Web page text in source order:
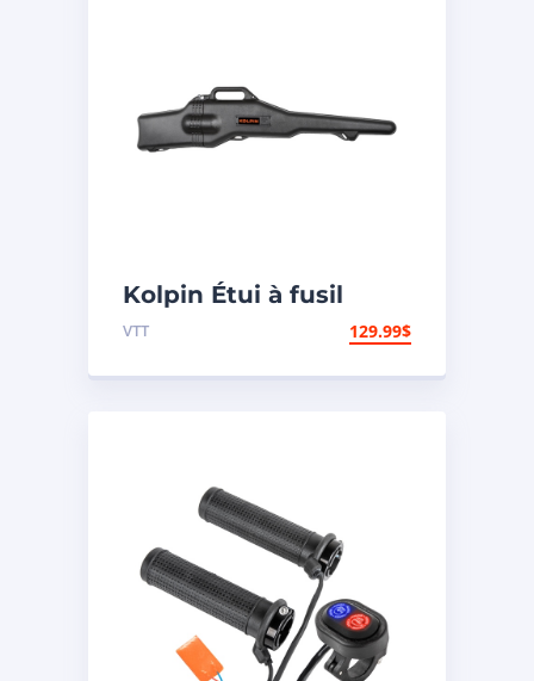
Kolpin Étui à fusil
« Gun Boot IV »
VTT 129.99$